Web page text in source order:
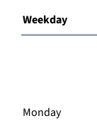
Weekday
Monday